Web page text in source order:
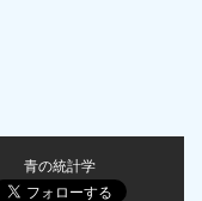
青の統計学